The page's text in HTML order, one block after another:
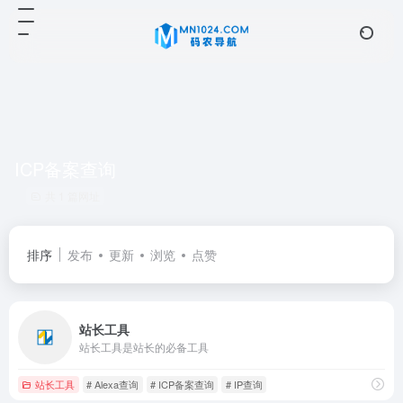
排序 发布 更新 浏览 点赞
站长工具
站长工具是站长的必备工具
站长工具 # Alexa查询 # ICP备案查询 # IP查询